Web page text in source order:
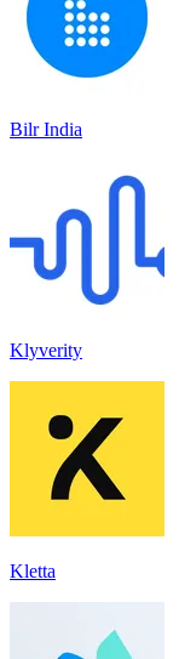
Bilr India
Klyverity
Kletta